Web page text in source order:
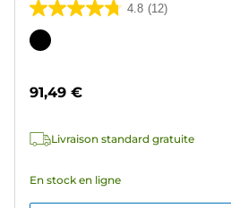
4.8 (12)
4.8
sur
12
Cartouche
91,49 €
Livraison standard gratuite
En stock en ligne